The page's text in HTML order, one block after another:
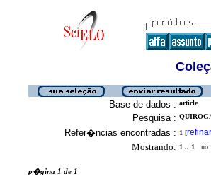
Base de dados : article
Pesquisa :
Refer�ncias encontradas : 1 [refinar
Mostrando: 1 .. 1 no
p�gina 1 de 1